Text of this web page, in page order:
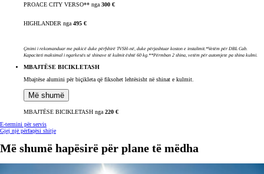
PROACE CITY VERSO** nga 300 €
HIGHLANDER nga 495 €
Çmimi i rekomanduar me pakicë duke përfshirë TVSH-në, duke përjashtuar koston e instalimit.*Vetëm për DBL Cab.
Kapaciteti maksimal i ngarkesës së shinave të kulmit është 60 kg.**Përmban 2 shina, vetëm për automjete pa shina kulmi.
MBAJTËSE BICIKLETASH
Mbajtëse alumini për biçikleta që fiksohet lehtësisht në shinat e kulmit.
Më shumë
MBAJTËSE BICIKLETASH nga 220 €
E-termini për servis
Gjej një përfaqësi shitje
Më shumë hapësirë për plane të mëdha